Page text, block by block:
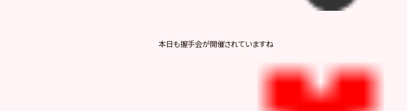
本日も握手会が開催されていますね